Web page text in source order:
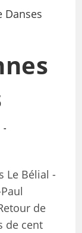
Le Bélial -
de
de cent